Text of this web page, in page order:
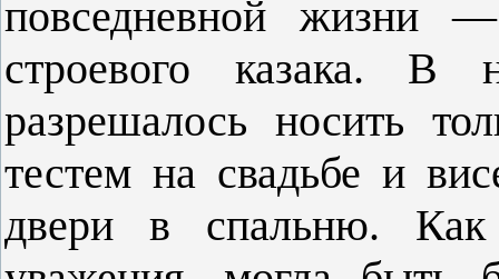
повседневной жизни —
строевого казака. В
разрешалось носить
тестем на свадьбе и
двери в спальню.